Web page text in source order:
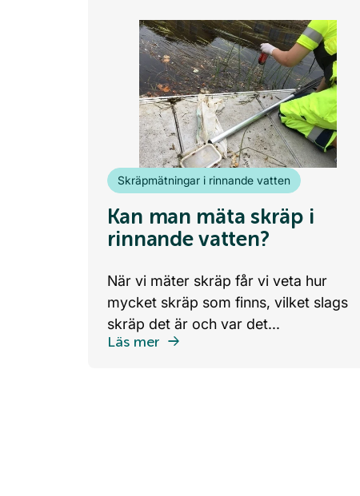
Skräpmätningar i rinnande vatten
Kan man mäta skräp i
rinnande vatten?
När vi mäter skräp får vi veta hur
mycket skräp som finns, vilket slags
skräp det är och var det...
Läs mer